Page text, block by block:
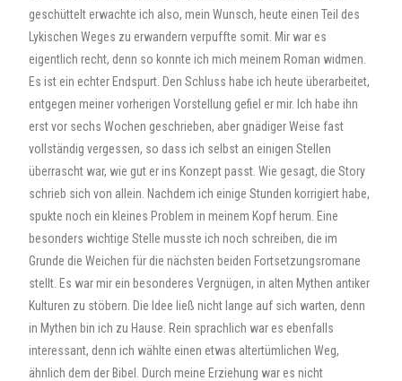
geschüttelt erwachte ich also, mein Wunsch, heute einen Teil des
Lykischen Weges zu erwandern verpuffte somit. Mir war es
eigentlich recht, denn so konnte ich mich meinem Roman widmen.
Es ist ein echter Endspurt. Den Schluss habe ich heute überarbeitet,
entgegen meiner vorherigen Vorstellung gefiel er mir. Ich habe ihn
erst vor sechs Wochen geschrieben, aber gnädiger Weise fast
vollständig vergessen, so dass ich selbst an einigen Stellen
überrascht war, wie gut er ins Konzept passt. Wie gesagt, die Story
schrieb sich von allein. Nachdem ich einige Stunden korrigiert habe,
spukte noch ein kleines Problem in meinem Kopf herum. Eine
besonders wichtige Stelle musste ich noch schreiben, die im
Grunde die Weichen für die nächsten beiden Fortsetzungsromane
stellt. Es war mir ein besonderes Vergnügen, in alten Mythen antiker
Kulturen zu stöbern. Die Idee ließ nicht lange auf sich warten, denn
in Mythen bin ich zu Hause. Rein sprachlich war es ebenfalls
interessant, denn ich wählte einen etwas altertümlichen Weg,
ähnlich dem der Bibel. Durch meine Erziehung war es nicht